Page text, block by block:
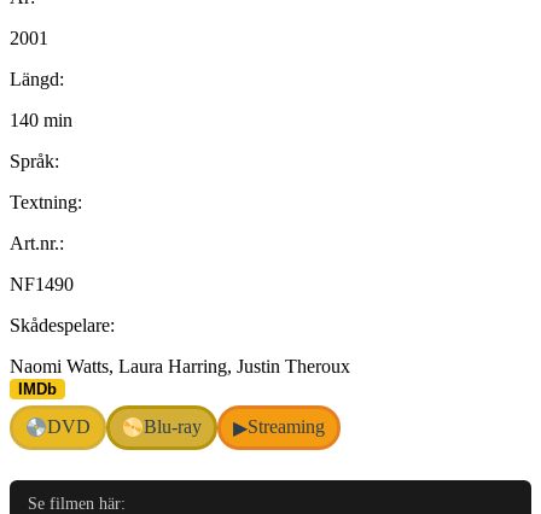
2001
Längd:
140 min
Språk:
Textning:
Art.nr.:
NF1490
Skådespelare:
Naomi Watts, Laura Harring, Justin Theroux
IMDb
DVD Blu-ray ▶Streaming
Se filmen här: